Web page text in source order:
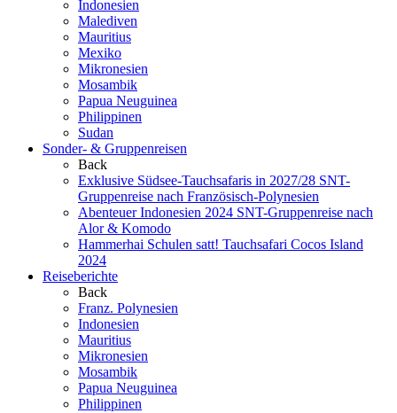
Indonesien
Malediven
Mauritius
Mexiko
Mikronesien
Mosambik
Papua Neuguinea
Philippinen
Sudan
Sonder- & Gruppenreisen
Back
Exklusive Südsee-Tauchsafaris in 2027/28 SNT-
Gruppenreise nach Französisch-Polynesien
Abenteuer Indonesien 2024 SNT-Gruppenreise nach
Alor & Komodo
Hammerhai Schulen satt! Tauchsafari Cocos Island
2024
Reiseberichte
Back
Franz. Polynesien
Indonesien
Mauritius
Mikronesien
Mosambik
Papua Neuguinea
Philippinen